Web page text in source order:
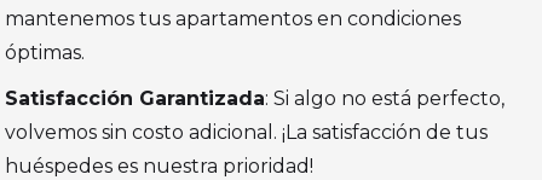
mantenemos tus apartamentos en condiciones
óptimas.
Satisfacción Garantizada: Si algo no está perfecto,
volvemos sin costo adicional. ¡La satisfacción de tus
huéspedes es nuestra prioridad!